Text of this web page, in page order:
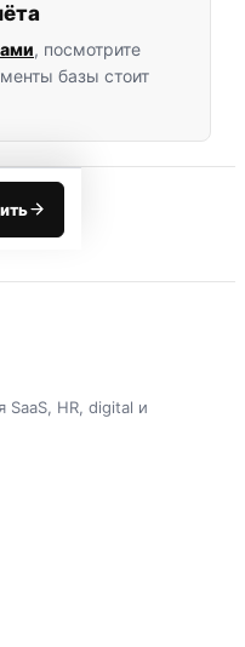
, посмотрите
базы стоит
SaaS, HR, digital и